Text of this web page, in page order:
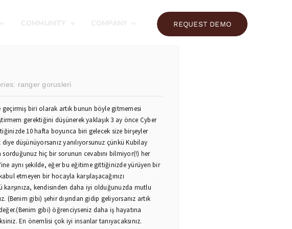
COMMUNITY COMPANY REQUEST DEMO
ranger gorusleri
geçirmiş biri olarak artık bunun böyle gitmemesi
gerektiğini düşünerek yaklaşık 3 ay önce Cyber
10 hafta boyunca biri gelecek size birşeyler
düşünüyorsanız yanılıyorsunuz çünkü Kubilay
hiç bir sorunun cevabını bilmiyor(!) her
aynı şekilde, eğer bu eğitime gittiğinizde yürüyen bir
etmeyen bir hocayla karşılaşacağınızı
karşınıza, kendisinden daha iyi olduğunuzda mutlu
(Benim gibi) şehir dışından gidip geliyorsanız artık
gibi) öğrenciyseniz daha iş hayatına
En önemlisi çok iyi insanlar tanıyacaksınız.